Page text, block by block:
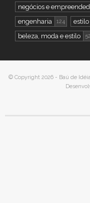
negócios e
engenharia 124
beleza, moda e estilo
52
© Copyright 2026 - Baú de